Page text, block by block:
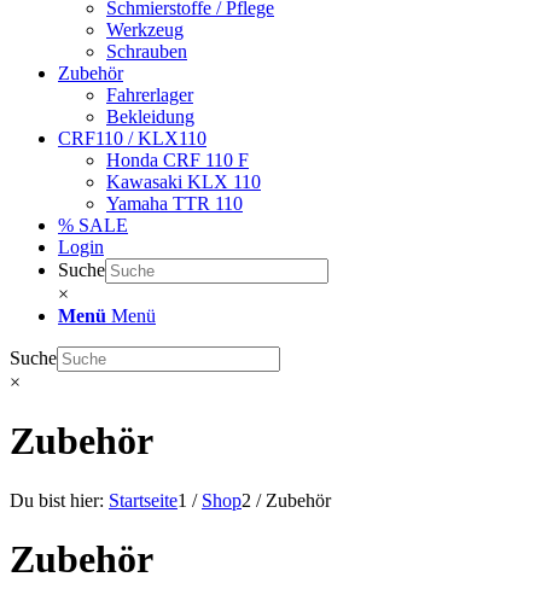
Schmierstoffe / Pflege
Werkzeug
Schrauben
Zubehör
Fahrerlager
Bekleidung
CRF110 / KLX110
Honda CRF 110 F
Kawasaki KLX 110
Yamaha TTR 110
% SALE
Login
Suche
×
Menü Menü
Suche
×
Zubehör
Du bist hier: Startseite1 / Shop2 / Zubehör
Zubehör